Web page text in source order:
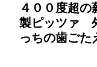
４００度超
製ピッツァ
っちの歯ごた